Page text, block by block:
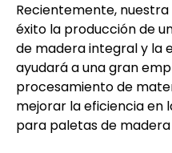
Recientemente,
éxito la producción de
de madera integral y la
ayudará a una gran
procesamiento de
mejorar la eficiencia en
para paletas de